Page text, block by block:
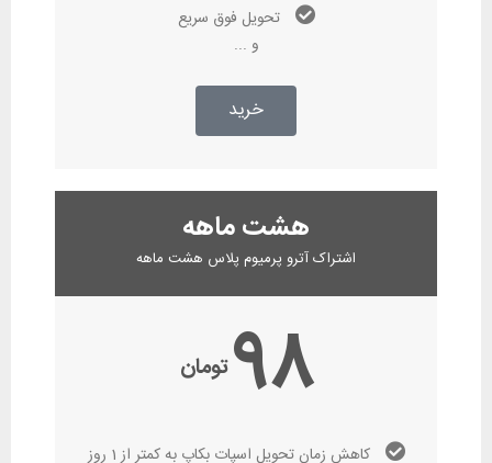
تحویل فوق سریع
و ...
خرید
هشت ماهه
اشتراک آترو پرمیوم پلاس هشت ماهه
تومان98
کاهش زمان تحویل اسپات بکاپ به کمتر از 1 روز